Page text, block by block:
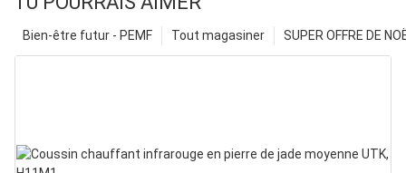
SUPER OFFRE DE
Tout magasiner
Bien-être futur - PEMF